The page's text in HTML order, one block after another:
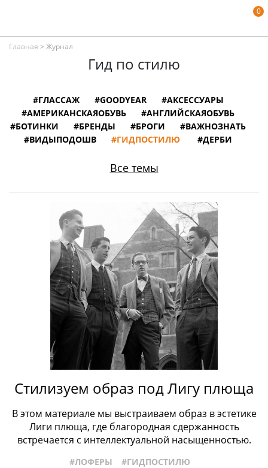
0
Главная > Журнал
Гид по стилю
#ГЛАССАЖ #GOODYEAR
#АКСЕССУАРЫ
#АМЕРИКАНСКАЯОБУВЬ
#АНГЛИЙСКАЯОБУВЬ
#БОТИНКИ
#БРЕНДЫ #БРОГИ
#ВАЖНОЗНАТЬ
#ВИДЫПОДОШВ
#ГИДПОСТИЛЮ
#ДЕРБИ
#ИНФОГРАФИКА
#КОЛОДКИДЛЯОБУВИ
#ЛОФЕРЫ
#МОНКИ
#МУЗЕИ
#НЕМЕЦКАЯОБУВЬ
#ОБУВНОЙСЛОВАРЬ
#ОБУВЬВКИНО
#ОБУВЬИЗВЕСТНЫХЛЮДЕЙ
#ОКСФОРДЫ
#ПОРТУГАЛЬСКАЯОБУВЬ
#ПРОИЗВОДСТВО
#РАЗМЕРЫОБУВИ
#СОБЫТИЯ
#СТРОЕНИЕОБУВИ
#ТИПЫОБУВИ
#ЖЕНСКАЯОБУВЬ
#ТОПСАЙДЕРЫ
#УХОДЗАОБУВЬЮ
#ФАБРИКИ
#ФРАНЦУЗСКАЯОБУВЬ
#ХРАНЕНИЕОБУВИ
#ШВЕЙЦАРСКАЯОБУВЬ #КРОССОВКИ
Все темы
Стилизуем образ под Лигу плюща
В этом материале мы выстраиваем образ в эстетике
Лиги плюща, где благородная сдержанность
встречается с интеллектуальной насыщенностью.
#ЛОФЕРЫ #ГИДПОСТИЛЮ